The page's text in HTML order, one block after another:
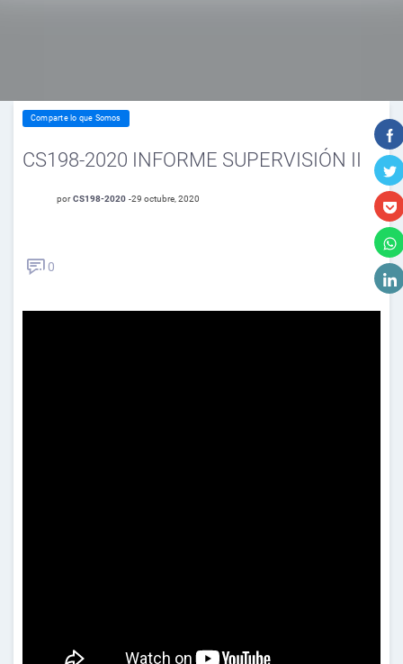
Comparte lo que Somos
CS198-2020 INFORME SUPERVISIÓN II
por CS198-2020 -29 octubre, 2020
0